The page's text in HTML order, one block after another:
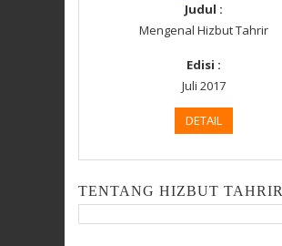
Judul :
Mengenal Hizbut Tahrir
Edisi :
Juli 2017
DETAIL
TENTANG HIZBUT TAHRIR